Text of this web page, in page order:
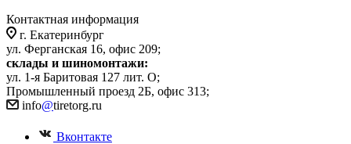
Контактная информация
г. Екатеринбург
ул. Ферганская 16, офис 209;
склады и шиномонтажи:
ул. 1-я Баритовая 127 лит. О;
Промышленный проезд 2Б, офис 313;
info@tiretorg.ru
Вконтакте